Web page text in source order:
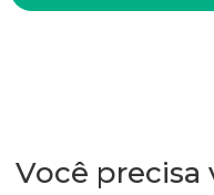
Você precisa